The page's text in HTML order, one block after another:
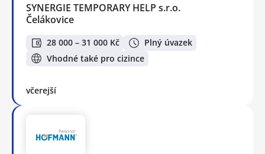
SYNERGIE TEMPORARY HELP s.r.o.
Čelákovice
28 000 – 31 000 Kč
Plný úvazek
Vhodné také pro cizince
včerejší